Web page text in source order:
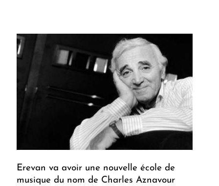
Erevan va avoir une nouvelle école de
musique du nom de Charles Aznavour